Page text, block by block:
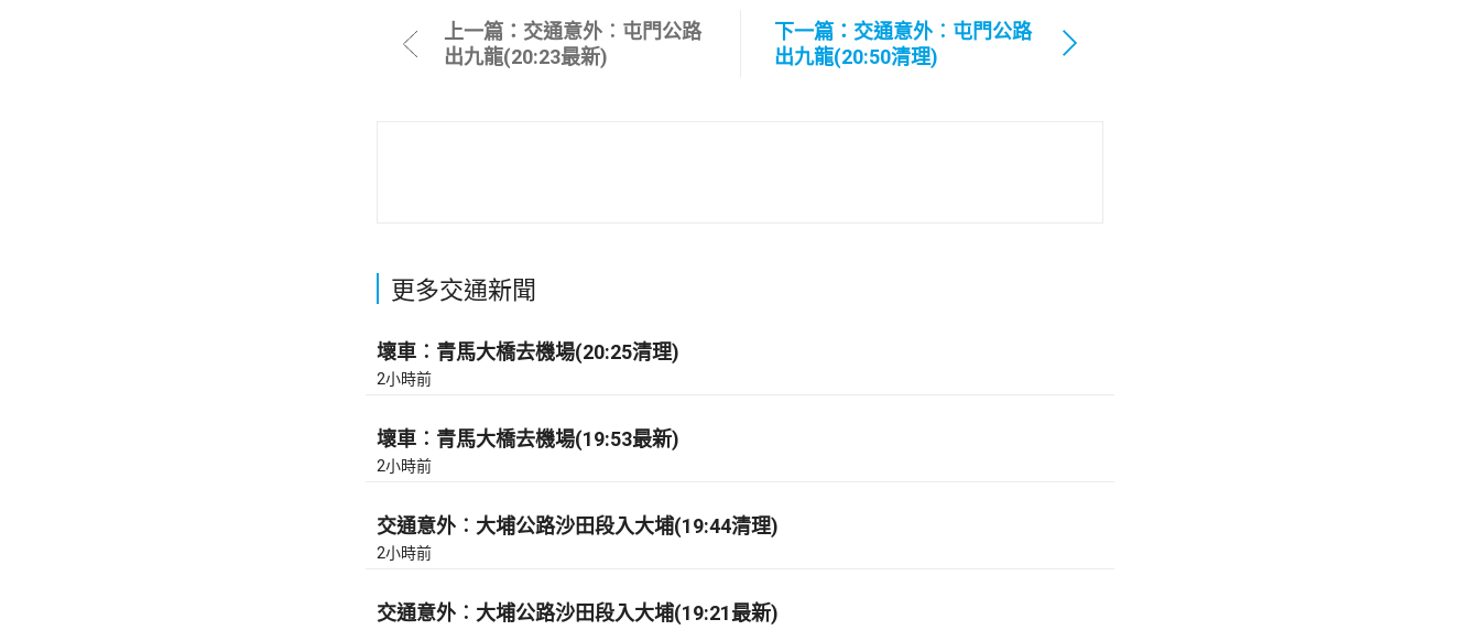
上一篇：交通意外︰屯門公路
出九龍(20:23最新)
下一篇：交通意外︰屯門公路
出九龍(20:50清理)
更多交通新聞
壞車︰青馬大橋去機場(20:25清理)
2小時前
壞車︰青馬大橋去機場(19:53最新)
2小時前
交通意外︰大埔公路沙田段入大埔(19:44清理)
2小時前
交通意外︰大埔公路沙田段入大埔(19:21最新)